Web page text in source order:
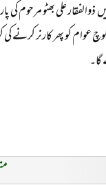
علی بھٹو مرحوم
عوام کو پھر کارنر